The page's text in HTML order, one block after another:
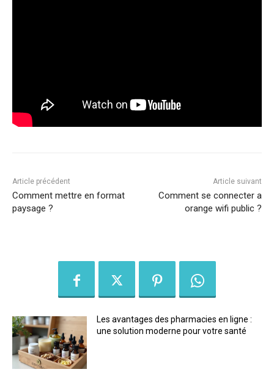
Article précédent
Comment mettre en format
paysage ?
Article suivant
Comment se connecter a
orange wifi public ?
Les avantages des pharmacies en ligne :
une solution moderne pour votre santé